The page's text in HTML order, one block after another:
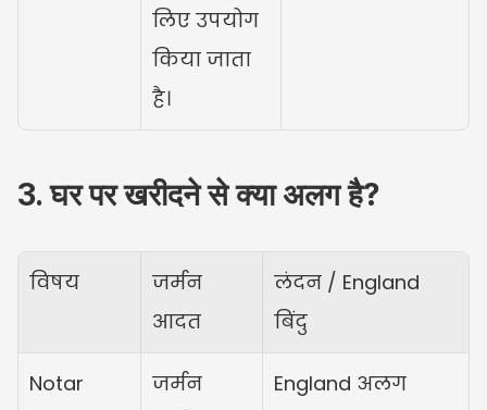
लिए उपयोग
किया जाता
है।
3. घर पर खरीदने से क्या अलग है?
विषय
जर्मन
आदत
लंदन / England
बिंदु
Notar
जर्मन
England अलग